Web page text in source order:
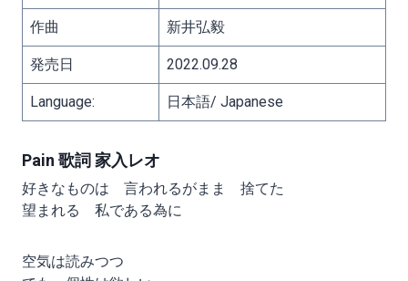
作曲 新井弘毅
発売日 2022.09.28
Language: 日本語/ Japanese
Pain 歌詞 家入レオ
好きなものは 言われるがまま 捨てた
望まれる 私である為に
空気は読みつつ